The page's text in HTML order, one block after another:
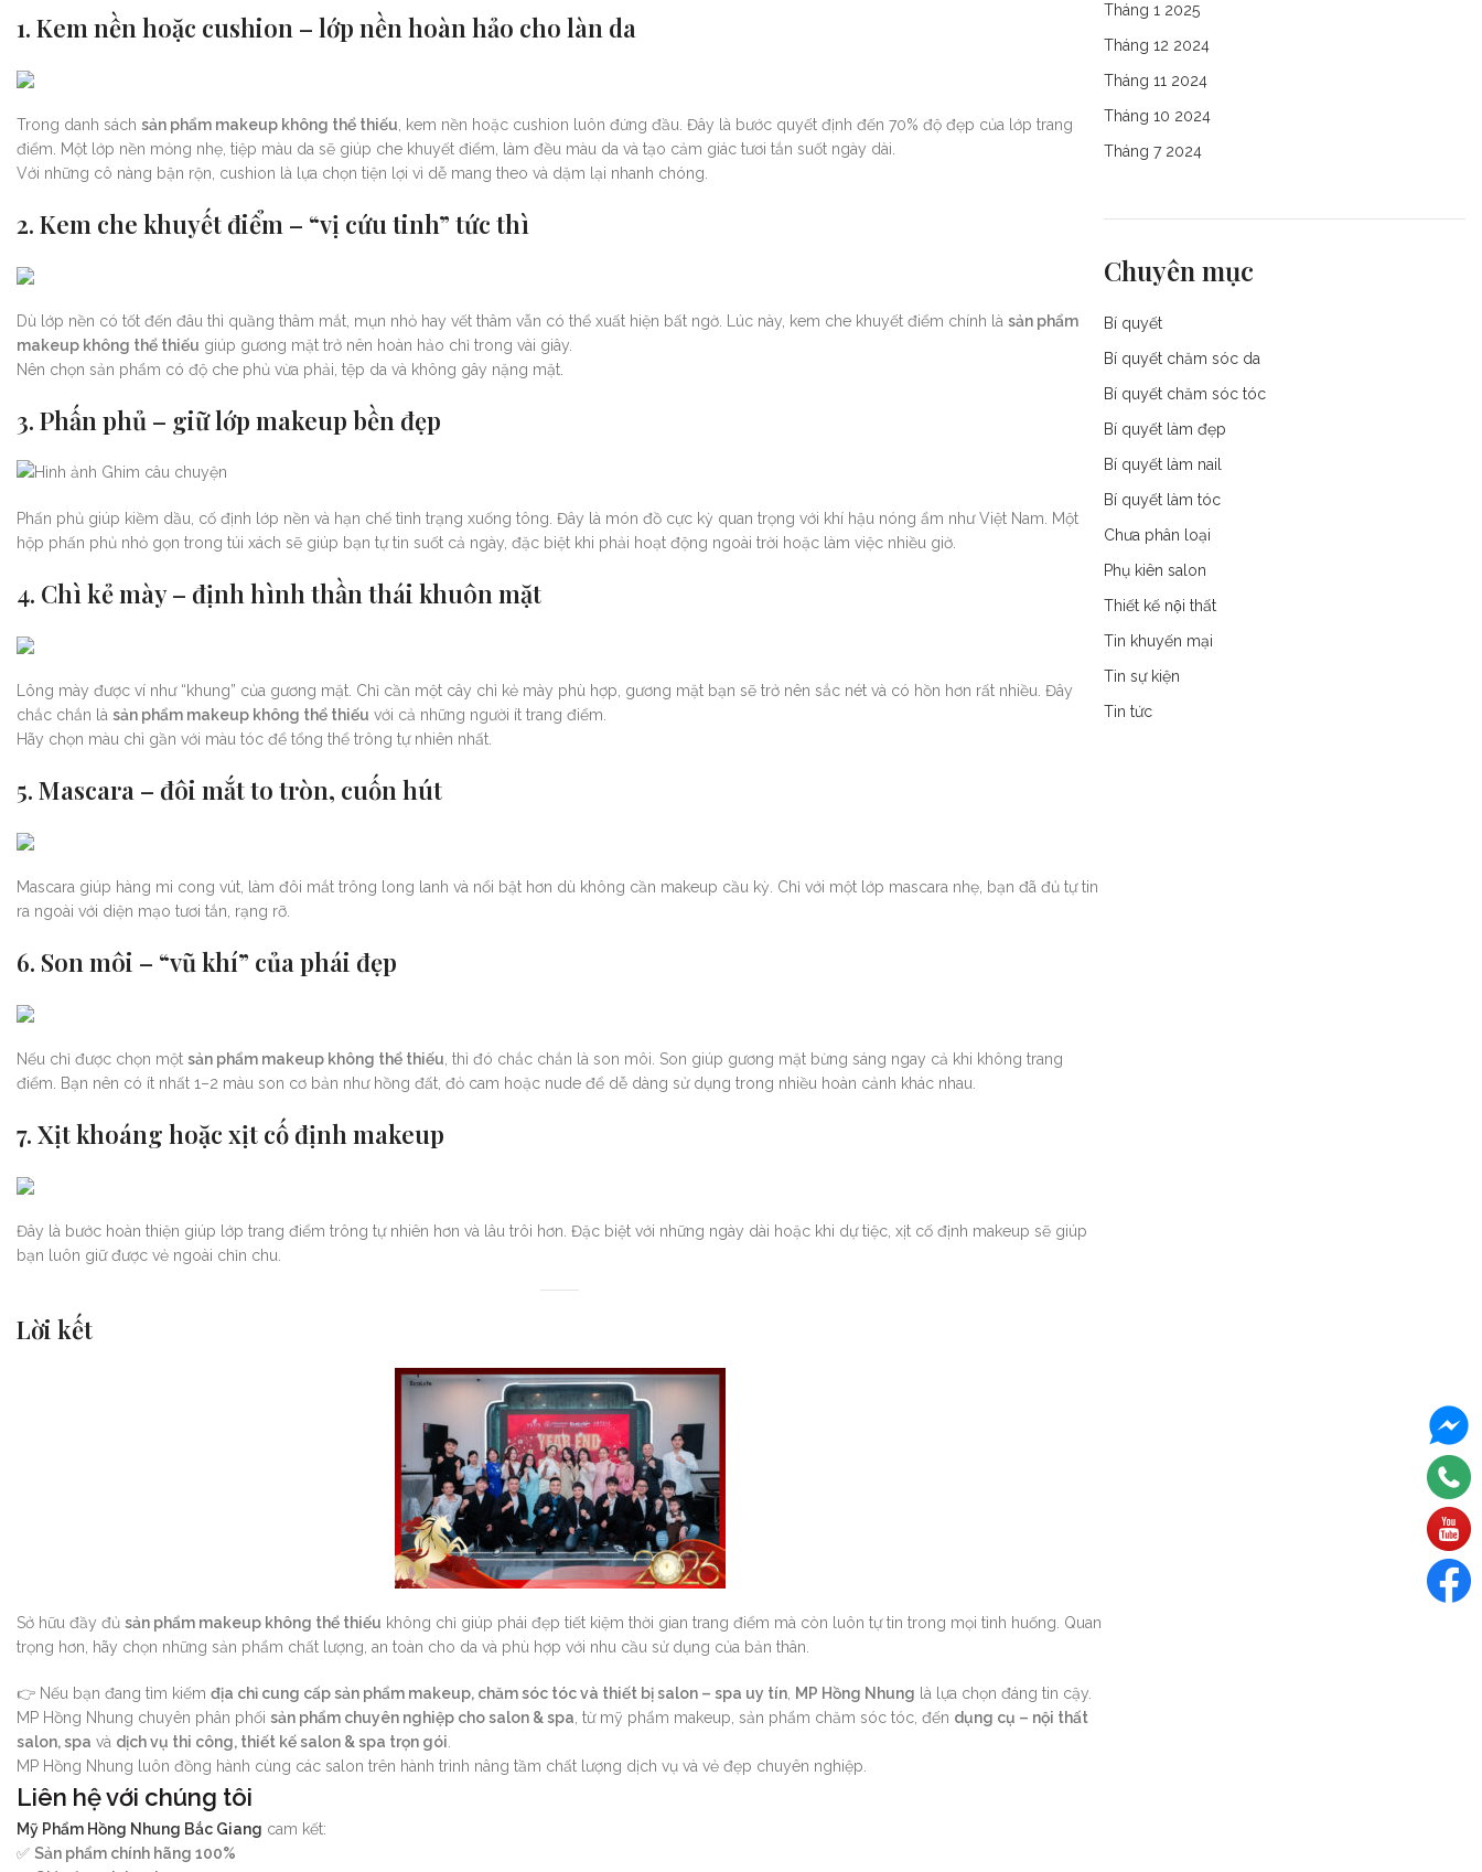
1. Kem nền hoặc cushion – lớp nền hoàn hảo cho làn da
Trong danh sách sản phẩm makeup không thể thiếu , kem nền hoặc cushion luôn đứng đầu. Đây là bước quyết định đến 70% độ đẹp của lớp trang
điểm. Một lớp nền mỏng nhẹ, tiệp màu da sẽ giúp che khuyết điểm, làm đều màu da và tạo cảm giác tươi tắn suốt ngày dài.
Với những cô nàng bận rộn, cushion là lựa chọn tiện lợi vì dễ mang theo và dặm lại nhanh chóng.
2. Kem che khuyết điểm – “vị cứu tinh” tức thì
Dù lớp nền có tốt đến đâu thì quầng thâm mắt, mụn nhỏ hay vết thâm vẫn có thể xuất hiện bất ngờ. Lúc này, kem che khuyết điểm chính là sản phẩm
makeup không thể thiếu giúp gương mặt trở nên hoàn hảo chỉ trong vài giây.
Nên chọn sản phẩm có độ che phủ vừa phải, tệp da và không gây nặng mặt.
3. Phấn phủ – giữ lớp makeup bền đẹp
Phấn phủ giúp kiềm dầu, cố định lớp nền và hạn chế tình trạng xuống tông. Đây là món đồ cực kỳ quan trọng với khí hậu nóng ẩm như Việt Nam. Một
hộp phấn phủ nhỏ gọn trong túi xách sẽ giúp bạn tự tin suốt cả ngày, đặc biệt khi phải hoạt động ngoài trời hoặc làm việc nhiều giờ.
4. Chì kẻ mày – định hình thần thái khuôn mặt
Lông mày được ví như “khung” của gương mặt. Chỉ cần một cây chì kẻ mày phù hợp, gương mặt bạn sẽ trở nên sắc nét và có hồn hơn rất nhiều. Đây
chắc chắn là sản phẩm makeup không thể thiếu với cả những người ít trang điểm.
Hãy chọn màu chì gần với màu tóc để tổng thể trông tự nhiên nhất.
5. Mascara – đôi mắt to tròn, cuốn hút
Mascara giúp hàng mi cong vút, làm đôi mắt trông long lanh và nổi bật hơn dù không cần makeup cầu kỳ. Chỉ với một lớp mascara nhẹ, bạn đã đủ tự tin
ra ngoài với diện mạo tươi tắn, rạng rỡ.
6. Son môi – “vũ khí” của phái đẹp
Nếu chỉ được chọn một sản phẩm makeup không thể thiếu , thì đó chắc chắn là son môi. Son giúp gương mặt bừng sáng ngay cả khi không trang
điểm. Bạn nên có ít nhất 1–2 màu son cơ bản như hồng đất, đỏ cam hoặc nude để dễ dàng sử dụng trong nhiều hoàn cảnh khác nhau.
7. Xịt khoáng hoặc xịt cố định makeup
Đây là bước hoàn thiện giúp lớp trang điểm trông tự nhiên hơn và lâu trôi hơn. Đặc biệt với những ngày dài hoặc khi dự tiệc, xịt cố định makeup sẽ giúp
bạn luôn giữ được vẻ ngoài chỉn chu.
Lời kết
Sở hữu đầy đủ sản phẩm makeup không thể thiếu không chỉ giúp phái đẹp tiết kiệm thời gian trang điểm mà còn luôn tự tin trong mọi tình huống. Quan
trọng hơn, hãy chọn những sản phẩm chất lượng, an toàn cho da và phù hợp với nhu cầu sử dụng của bản thân.
👉 Nếu bạn đang tìm kiếm địa chỉ cung cấp sản phẩm makeup, chăm sóc tóc và thiết bị salon – spa uy tín MP Hồng Nhung là lựa chọn đáng tin cậy.
MP Hồng Nhung chuyên phân phối sản phẩm chuyên nghiệp cho salon & spa , từ mỹ phẩm makeup, sản phẩm chăm sóc tóc, đến dụng cụ – nội thất
salon, spa và dịch vụ thi công, thiết kế salon & spa trọn gói
MP Hồng Nhung luôn đồng hành cùng các salon trên hành trình nâng tầm chất lượng dịch vụ và vẻ đẹp chuyên nghiệp.
Liên hệ với chúng tôi
Mỹ Phẩm Hồng Nhung Bắc Giang cam kết:
✅ Sản phẩm chính hãng 100%
Tháng 1 2025
Tháng 12 2024
Tháng 11 2024
Tháng 10 2024
Tháng 7 2024
Chuyên mục
Bí quyết
Bí quyết chăm sóc da
Bí quyết chăm sóc tóc
Bí quyết làm đẹp
Bí quyết làm nail
Bí quyết làm tóc
Chưa phân loại
Phụ kiên salon
Thiết kế nội thất
Tin khuyến mại
Tin sự kiện
Tin tức